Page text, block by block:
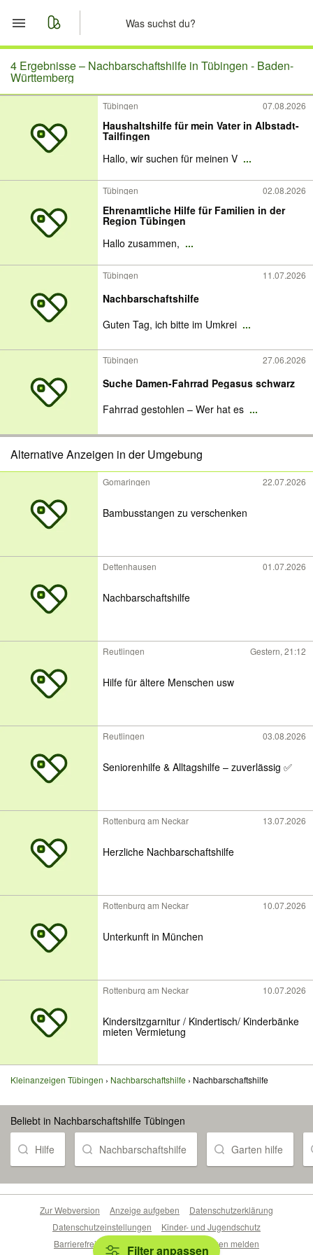
Start
Merkliste
Nachrichten
Anzeige aufgeben
4 Ergebnisse – Nachbarschaftshilfe in Tübingen - Baden-
Württemberg
Tübingen 07.08.2026
Haushaltshilfe für mein Vater in Albstadt-
Tailfingen
Hallo, wir suchen für meinen V ...
Tübingen 02.08.2026
Ehrenamtliche Hilfe für Familien in der
Region Tübingen
Hallo zusammen, ...
Tübingen 11.07.2026
Nachbarschaftshilfe
Guten Tag, ich bitte im Umkrei ...
Tübingen 27.06.2026
Suche Damen-Fahrrad Pegasus schwarz
Fahrrad gestohlen – Wer hat es ...
Alternative Anzeigen in der Umgebung
Gomaringen 22.07.2026
Bambusstangen zu verschenken
Dettenhausen 01.07.2026
Nachbarschaftshilfe
Reutlingen Gestern, 21:12
Hilfe für ältere Menschen usw
Reutlingen 03.08.2026
Seniorenhilfe & Alltagshilfe – zuverlässig ✅
Rottenburg am Neckar 13.07.2026
Herzliche Nachbarschaftshilfe
Rottenburg am Neckar 10.07.2026
Unterkunft in München
Rottenburg am Neckar 10.07.2026
Kindersitzgarnitur / Kindertisch/ Kinderbänke
mieten Vermietung
Kleinanzeigen Tübingen Nachbarschaftshilfe Nachbarschaftshilfe
Beliebt in Nachbarschaftshilfe Tübingen
Hilfe Nachbarschaftshilfe Garten hilfe
Filter anpassen
Zur Webversion Anzeige aufgeben
Datenschutzerklärung
Datenschutzeinstellungen
Kinder- und Jugendschutz
Barrierefreiheitserklärung
Sicherheitslücken melden